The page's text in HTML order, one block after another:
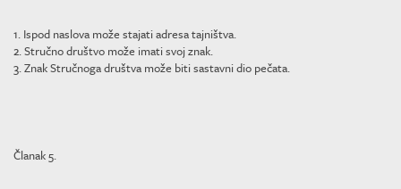
1. Ispod naslova može stajati adresa tajništva.
2. Stručno društvo može imati svoj znak.
3. Znak Stručnoga društva može biti sastavni dio pečata.
Članak 5.